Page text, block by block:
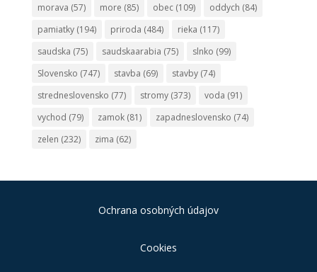
morava (57) more (85) obec(109) oddych (84)
pamiatky(194) priroda (484) rieka (117)
saudska (75) saudskaarabia (75) slnko (99)
Slovensko (747) stavba (69) stavby(74)
stredneslovensko (77) stromy(373) voda (91)
vychod (79) zamok(81) zapadneslovensko (74)
zelen (232) zima (62)
Ochrana osobných údajov
Cookies